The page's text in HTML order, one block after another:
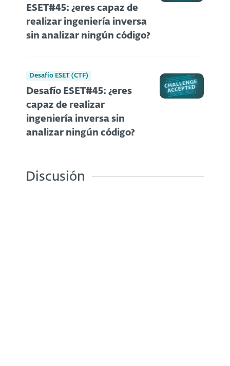
ESET#45: ¿eres capaz de
realizar ingeniería inversa
sin analizar ningún código?
Desafío ESET (CTF)
Desafío ESET#45: ¿eres
capaz de realizar
ingeniería inversa sin
analizar ningún código?
Discusión